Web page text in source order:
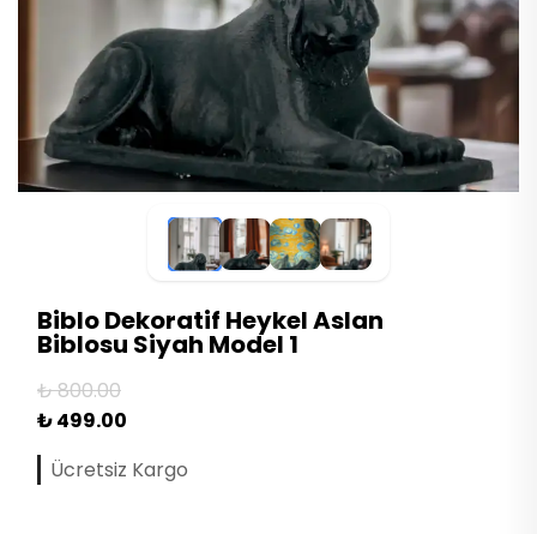
Biblo Dekoratif Heykel Aslan
Biblosu Siyah Model 1
₺ 800.00
₺ 499.00
Ücretsiz Kargo